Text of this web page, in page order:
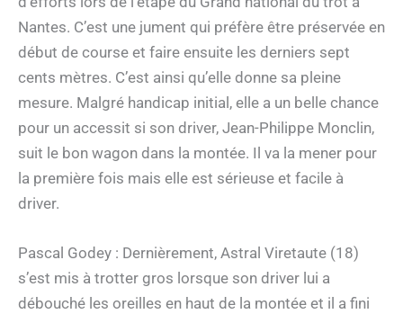
Nantes. C’est une jument qui préfère être préservée en
début de course et faire ensuite les derniers sept
cents mètres. C’est ainsi qu’elle donne sa pleine
mesure. Malgré handicap initial, elle a un belle chance
pour un accessit si son driver, Jean-Philippe Monclin,
suit le bon wagon dans la montée. Il va la mener pour
la première fois mais elle est sérieuse et facile à
driver.
Pascal Godey : Dernièrement, Astral Viretaute (18)
s’est mis à trotter gros lorsque son driver lui a
débouché les oreilles en haut de la montée et il a fini